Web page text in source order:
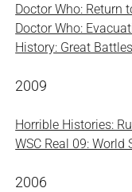
Doctor Who: Return
Doctor Who:
History: Great
2009
Horrible Histories:
WSC Real 09:
2006